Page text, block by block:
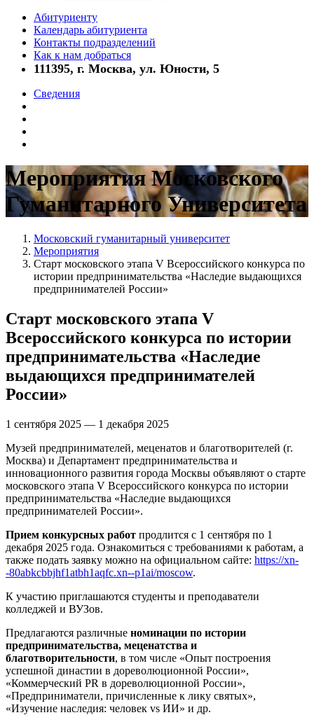
Абитуриенту
Календарь абитуриента
Контакты подразделений
Как к нам добраться
111395, г. Москва, ул. Юности, 5
Сведения
Мероприятия Московского
Гуманитарного Университета
Московский гуманитарный университет
Мероприятия
Старт московского этапа V Всероссийского конкурса по
истории предпринимательства «Наследие выдающихся
предпринимателей России»
Старт московского этапа V
Всероссийского конкурса по истории
предпринимательства «Наследие
выдающихся предпринимателей
России»
1 сентября 2025 — 1 декабря 2025
Музей предпринимателей, меценатов и благотворителей (г.
Москва) и Департамент предпринимательства и
инновационного развития города Москвы объявляют о старте
московского этапа V Всероссийского конкурса по истории
предпринимательства «Наследие выдающихся
предпринимателей России».
Прием конкурсных работ продлится с 1 сентября по 1
декабря 2025 года. Ознакомиться с требованиями к работам, а
также подать заявку можно на официальном сайте: https://xn-
-80abkcbbjhf1atbh1aqfc.xn--p1ai/moscow.
К участию приглашаются студенты и преподаватели
колледжей и ВУЗов.
Предлагаются различные номинации по истории
предпринимательства, меценатства и
благотворительности, в том числе «Опыт построения
успешной династии в дореволюционной России»,
«Коммерческий PR в дореволюционной России»,
«Предприниматели, причисленные к лику святых»,
«Изучение наследия: человек vs ИИ» и др.